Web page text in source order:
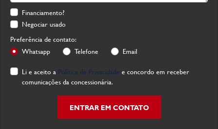
Financiamento?
Negociar usado
Preferência de contato:
Whatsapp
Telefone
Email
Li e aceito a Política de Privacidade e concordo em receber
comunicações da concessionária.
ENTRAR EM CONTATO